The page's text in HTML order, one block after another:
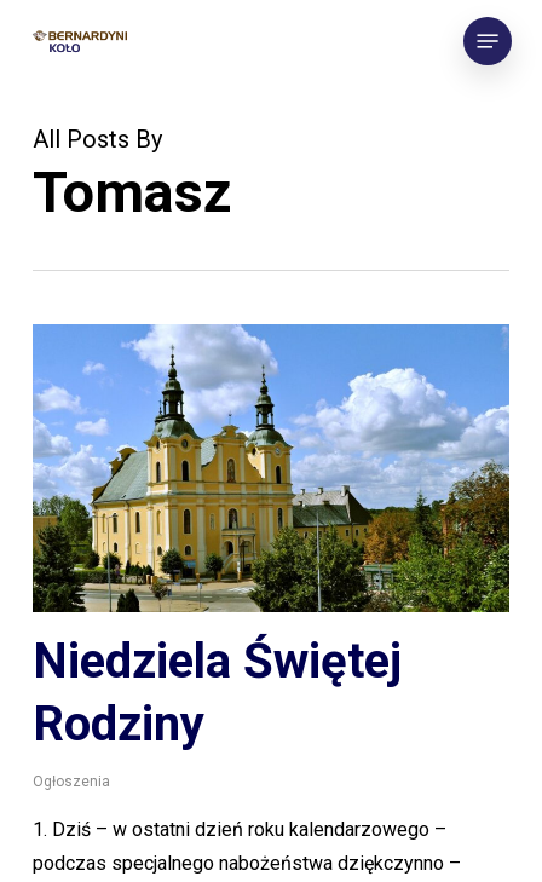
Menu
All Posts By
Tomasz
Niedziela Świętej
Rodziny
Ogłoszenia
1. Dziś – w ostatni dzień roku kalendarzowego –
podczas specjalnego nabożeństwa dziękczynno –